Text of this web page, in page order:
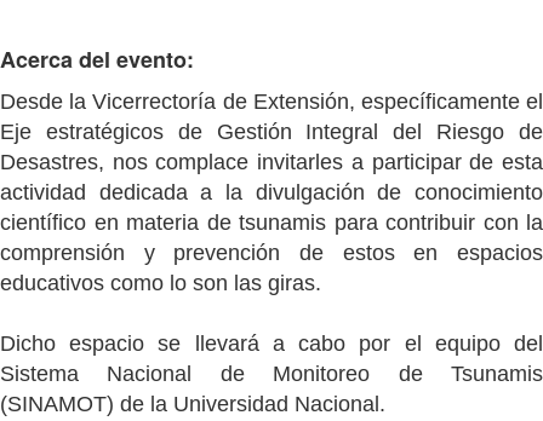
Acerca del evento:
Desde la Vicerrectoría de Extensión, específicamente el
Eje estratégicos de Gestión Integral del Riesgo de
Desastres, nos complace invitarles a participar de esta
actividad dedicada a la divulgación de conocimiento
científico en materia de tsunamis para contribuir con la
comprensión y prevención de estos en espacios
educativos como lo son las giras.
Dicho espacio se llevará a cabo por el equipo del
Sistema Nacional de Monitoreo de Tsunamis
(SINAMOT) de la Universidad Nacional.